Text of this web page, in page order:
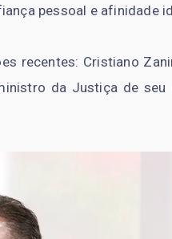
pessoal e afinidade
recentes: Cristiano
da Justiça de seu